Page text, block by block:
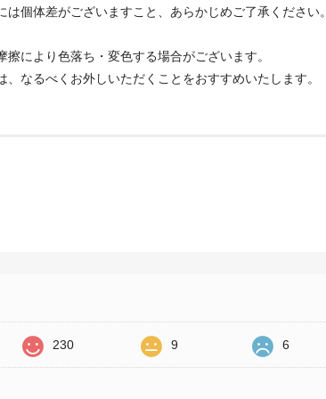
は個体差がございますこと、あらかじめご了承ください。
擦により色落ち・変色する場合がございます。
、なるべくお外しいただくことをおすすめいたします。
230 9 6